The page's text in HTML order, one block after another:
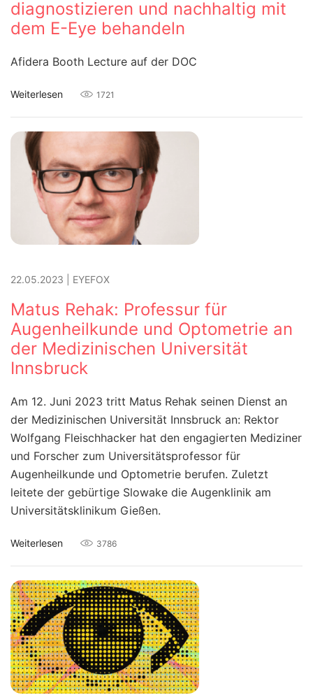
diagnostizieren und nachhaltig mit
dem E-Eye behandeln
Afidera Booth Lecture auf der DOC
Weiterlesen 1721
22.05.2023 EYEFOX
Matus Rehak: Professur für
Augenheilkunde und Optometrie an
der Medizinischen Universität
Innsbruck
Am 12. Juni 2023 tritt Matus Rehak seinen Dienst an
der Medizinischen Universität Innsbruck an: Rektor
Wolfgang Fleischhacker hat den engagierten Mediziner
und Forscher zum Universitätsprofessor für
Augenheilkunde und Optometrie berufen. Zuletzt
leitete der gebürtige Slowake die Augenklinik am
Universitätsklinikum Gießen.
Weiterlesen 3786